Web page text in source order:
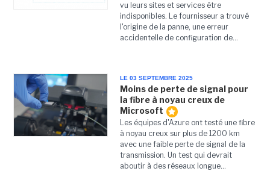
vu leurs sites et services être
indisponibles. Le fournisseur a trouvé
l'origine de la panne, une erreur
accidentelle de configuration de...
LE 03 SEPTEMBRE 2025
Moins de perte de signal pour
la fibre à noyau creux de
Microsoft
Les équipes d'Azure ont testé une fibre
à noyau creux sur plus de 1200 km
avec une faible perte de signal de la
transmission. Un test qui devrait
aboutir à des réseaux longue...